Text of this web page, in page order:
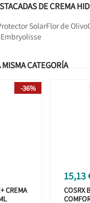
DE CREMA
SolarFlor de Olivo
Embryolisse
CATEGORÍA
CREMA
-36%
15,13
COSRX